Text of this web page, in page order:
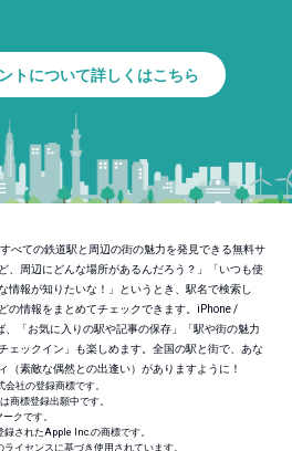
トについて詳しくはこちら
べての鉄道駅と周辺の街の魅力を発見できる無料サ
、周辺にどんな場所があるんだろう？」「いつも使
情報が知りたいな！」というとき、駅名で検索し
の情報をまとめてチェックできます。iPhone /
「お気に入りの駅や記事の保存」「駅や街の魅力
ェックイン」も楽しめます。全国の駅と街で、あな
（素敵な偶然との出逢い）がありますように！
社の登録商標です。
商標登録出願中です。
クです。
されたApple Inc.の商標です。
イセンスに基づき使用されています。